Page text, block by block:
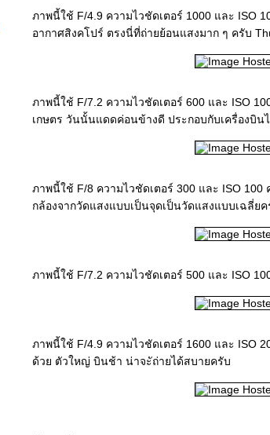
ภาพนี้ใช้ F/4.9 ความไวชัดเตอร์ 1000 และ ISO
อากาศสิงคโปร์ ตรงนี่ที่ถ่ายย้อนแสงมาก ๆ ครับ
ภาพนี้ใช้ F/7.2 ความไวชัดเตอร์ 600 และ ISO
เกษตร วันนั้นแดดค่อนข้างดี ประกอบกับเครื่องบิน
ภาพนี้ใช้ F/8 ความไวชัดเตอร์ 300 และ ISO
กล้องจากวัดแสงแบบเป็นจุดเป็นวัดแสงแบบเฉลี่ยค
ภาพนี้ใช้ F/7.2 ความไวชัดเตอร์ 500 และ ISO
ภาพนี้ใช้ F/4.9 ความไวชัดเตอร์ 1600 และ ISO
ด้วย ตัวใหญ่ บินช้า น่าจะัถ่ายได้สบายครับ